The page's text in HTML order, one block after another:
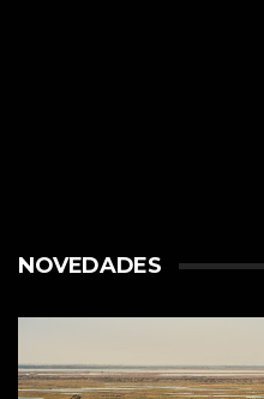
NOVEDADES